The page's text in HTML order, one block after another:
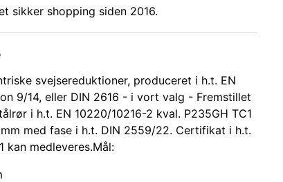
sikker shopping siden 2016.
svejsereduktioner, produceret i h.t. EN
9/14, eller DIN 2616 - i vort valg - Fremstillet
i h.t. EN 10220/10216-2 kval. P235GH TC1
med fase i h.t. DIN 2559/22. Certifikat i h.t.
kan medleveres.Mål: